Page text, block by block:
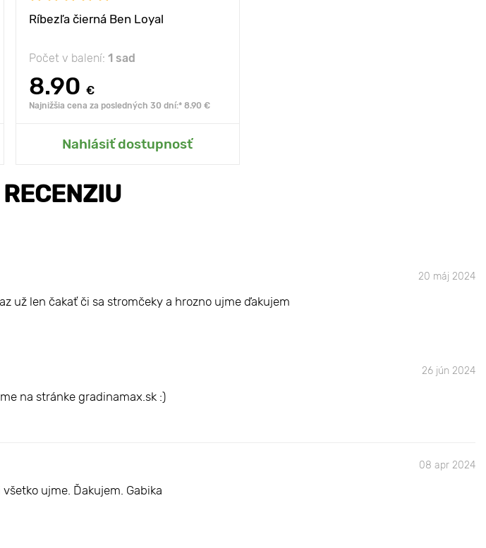
Ríbezľa čierná Ben Loyal
Počet v balení: 1 sad
8.90 €
Najnižšia cena za posledných 30 dní:* 8.90 €
Nahlásiť dostupnosť
Pridať do mojej záhrady
20 máj 2024
už len čakať či sa stromčeky a hrozno ujme ďakujem
26 jún 2024
na stránke gradinamax.sk :)
08 apr 2024
ujme. Ďakujem. Gabika